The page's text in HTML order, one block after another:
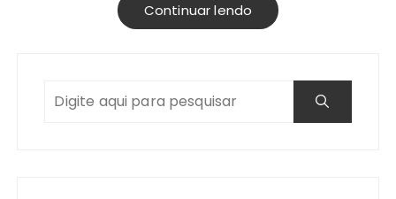
Continuar lendo